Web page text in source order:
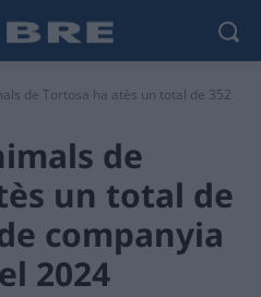
de Tortosa ha atès un total de 352
de
un total de
companyia
2024